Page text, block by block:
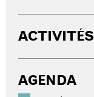
ACTIVITÉS
AGENDA